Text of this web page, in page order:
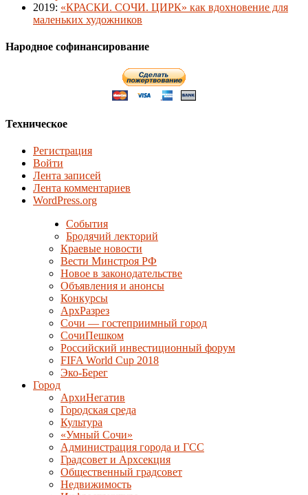
2019: «КРАСКИ. СОЧИ. ЦИРК» как вдохновение для
маленьких художников
Народное софинансирование
Техническое
Регистрация
Войти
Лента записей
Лента комментариев
WordPress.org
События
Бродячий лекторий
Краевые новости
Вести Минстроя РФ
Новое в законодательстве
Объявления и анонсы
Конкурсы
АрхРазрез
Сочи — гостеприимный город
СочиПешком
Российский инвестиционный форум
FIFA World Cup 2018
Эко-Берег
Город
АрхиНегатив
Городская среда
Культура
«Умный Сочи»
Администрация города и ГСС
Градсовет и Архсекция
Общественный градсовет
Недвижимость